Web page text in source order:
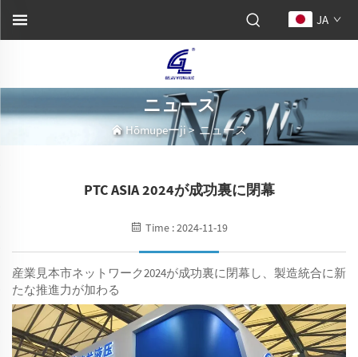
JA
ニュース
Hōmupeーji>ニュース
PTC ASIA 2024が成功裏に閉幕
Time : 2024-11-19
産業見本市ネットワーク2024が成功裏に閉幕し、製造統合に新
たな推進力が加わる